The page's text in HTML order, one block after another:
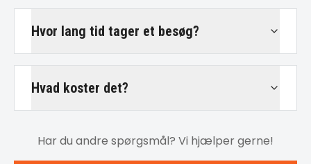
Hvor lang tid tager et besøg?
Hvad koster det?
Har du andre spørgsmål? Vi hjælper gerne!